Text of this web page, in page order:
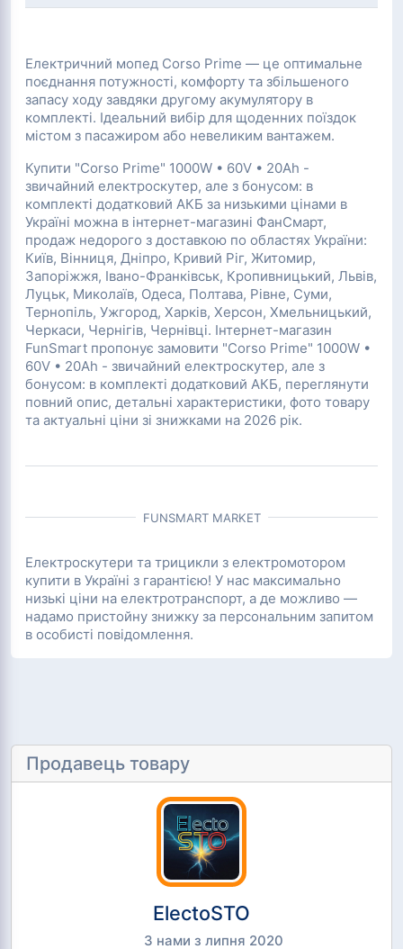
Електричний мопед Corso Prime — це оптимальне
поєднання потужності, комфорту та збільшеного
запасу ходу завдяки другому акумулятору в
комплекті. Ідеальний вибір для щоденних поїздок
містом з пасажиром або невеликим вантажем.
Купити "Corso Prime" 1000W • 60V • 20Ah -
звичайний електроскутер, але з бонусом: в
комплекті додатковий АКБ за низькими цінами в
Україні можна в інтернет-магазині ФанСмарт,
продаж недорого з доставкою по областях України:
Київ, Вінниця, Дніпро, Кривий Ріг, Житомир,
Запоріжжя, Івано-Франківськ, Кропивницький, Львів,
Луцьк, Миколаїв, Одеса, Полтава, Рівне, Суми,
Тернопіль, Ужгород, Харків, Херсон, Хмельницький,
Черкаси, Чернігів, Чернівці. Інтернет-магазин
FunSmart пропонує замовити "Corso Prime" 1000W •
60V • 20Ah - звичайний електроскутер, але з
бонусом: в комплекті додатковий АКБ, переглянути
повний опис, детальні характеристики, фото товару
та актуальні ціни зі знижками на 2026 рік.
FUNSMART MARKET
Електроскутери та трицикли з електромотором
купити в Україні з гарантією! У нас максимально
низькі ціни на електротранспорт, а де можливо —
надамо пристойну знижку за персональним запитом
в особисті повідомлення.
Продавець товару
ElectoSTO
З нами з липня 2020